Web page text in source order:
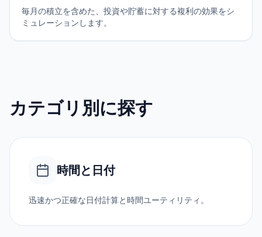
毎月の積立を含めた、投資や貯蓄に対する複利の効果をシ
ミュレーションします。
カテゴリ別に探す
時間と日付
迅速かつ正確な日付計算と時間ユーティリティ。